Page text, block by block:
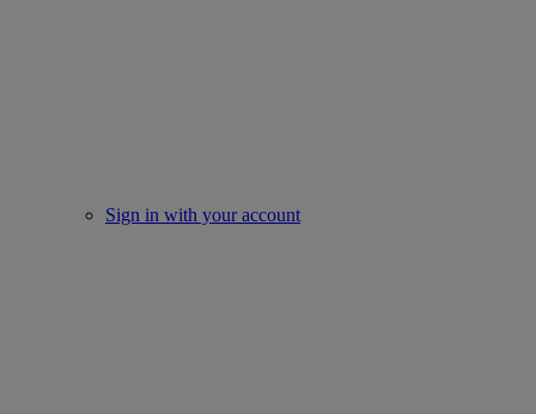
Sign in with your account